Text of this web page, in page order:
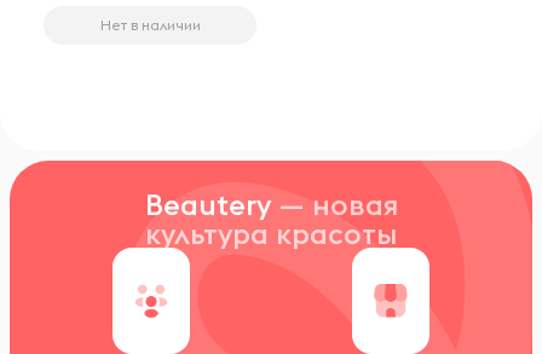
Нет в наличии
Beautery — новая
культура красоты